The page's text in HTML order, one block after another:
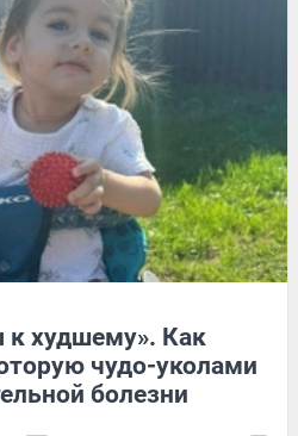
худшему». Как
чудо-уколами
болезни